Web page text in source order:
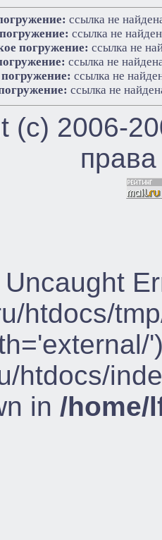
ссылка не
ссылка не
погружение: ссылка не
ссылка не
ссылка не
ссылка не
(c) 2006-
Uncaught
htdocs/
htdocs/
in /home/